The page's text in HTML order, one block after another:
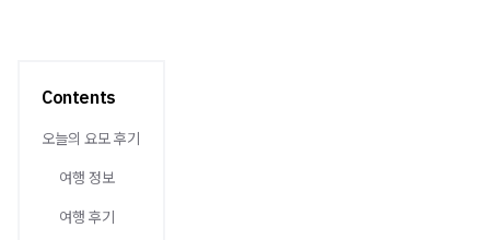
Contents
오늘의 요모 후기
여행 정보
여행 후기